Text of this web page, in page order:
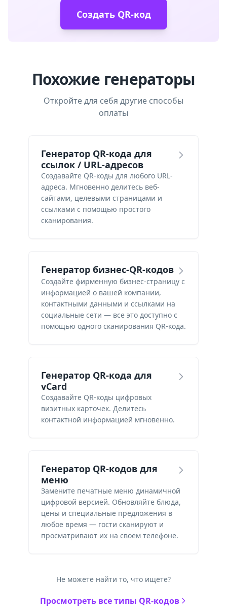
Создать QR-код
Похожие генераторы
Откройте для себя другие способы
оплаты
Генератор QR-кода для
ссылок / URL-адресов
Создавайте QR-коды для любого URL-
адреса. Мгновенно делитесь веб-
сайтами, целевыми страницами и
ссылками с помощью простого
сканирования.
Генератор бизнес-QR-кодов
Создайте фирменную бизнес-страницу с
информацией о вашей компании,
контактными данными и ссылками на
социальные сети — все это доступно с
помощью одного сканирования QR-кода.
Генератор QR-кода для
vCard
Создавайте QR-коды цифровых
визитных карточек. Делитесь
контактной информацией мгновенно.
Генератор QR-кодов для
меню
Замените печатные меню динамичной
цифровой версией. Обновляйте блюда,
цены и специальные предложения в
любое время — гости сканируют и
просматривают их на своем телефоне.
Не можете найти то, что ищете?
Просмотреть все типы QR-кодов